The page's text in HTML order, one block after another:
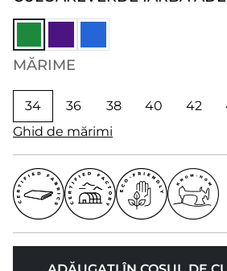
MĂRIME
34 36 38 40 42
Ghid de mărimi